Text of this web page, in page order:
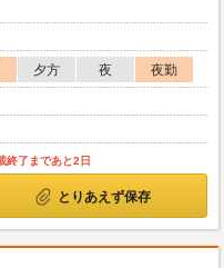
夕方 夜
夜勤
終了まであと2日
とりあえず保存